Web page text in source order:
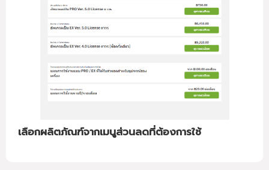
เลือกผลิตภัณฑ์จากเมนูส่วนลดที่ต้องการใช้